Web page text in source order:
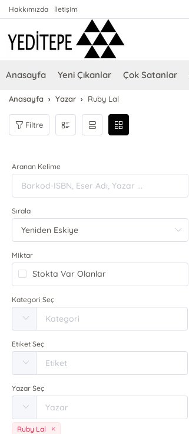
Hakkımızda İletişim
Anasayfa Yeni Çıkanlar Çok Satanlar
Anasayfa Yazar Ruby Lal
Filtre
Aranan Kelime
Sırala
Miktar
Stokta Var Olanlar
Kategori Seç
Etiket Seç
Yazar Seç
Ruby Lal